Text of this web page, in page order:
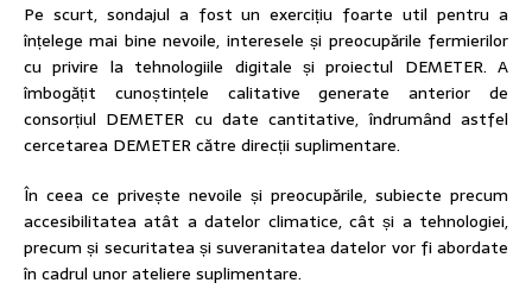
Pe scurt, sondajul a fost un exercițiu foarte util pentru a
înțelege mai bine nevoile, interesele și preocupările fermierilor
cu privire la tehnologiile digitale și proiectul DEMETER. A
îmbogățit cunoștințele calitative generate anterior de
consorțiul DEMETER cu date cantitative, îndrumând astfel
cercetarea DEMETER către direcții suplimentare.
În ceea ce privește nevoile și preocupările, subiecte precum
accesibilitatea atât a datelor climatice, cât și a tehnologiei,
precum și securitatea și suveranitatea datelor vor fi abordate
în cadrul unor ateliere suplimentare.